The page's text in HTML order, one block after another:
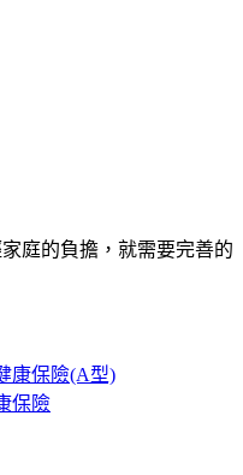
庭的負擔，就需要完善的
康保險(A型)
保險